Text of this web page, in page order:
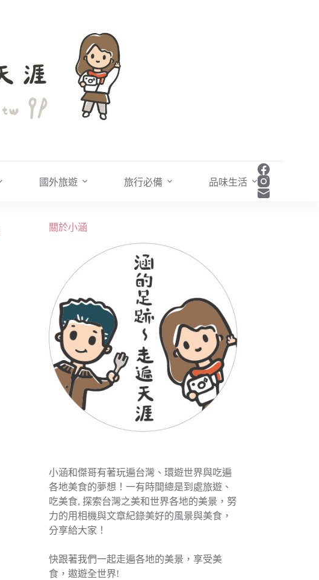
國外旅遊 旅行必備 品味生活
關於小涵
小涵和傑哥有著玩遍台灣、環遊世界與吃遍
各地美食的夢想！一有時間總是到處旅遊、
吃美食, 探索台灣之美和世界各地的美景，努
力的用相機與文章紀錄美好的風景與美食，
分享給大家！
快跟著我們一起走遍各地的美景，享受美
食，遨遊全世界!